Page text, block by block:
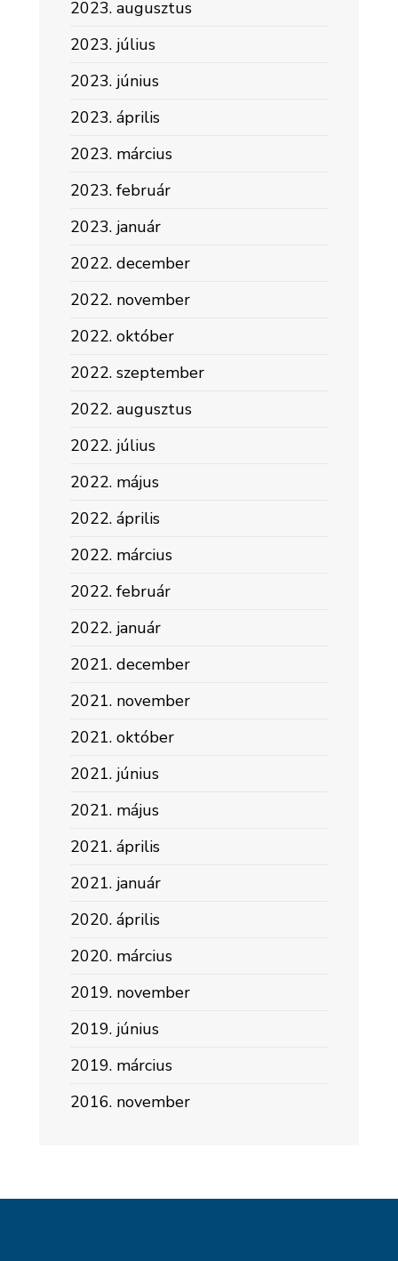
2023. augusztus
2023. július
2023. június
2023. április
2023. március
2023. február
2023. január
2022. december
2022. november
2022. október
2022. szeptember
2022. augusztus
2022. július
2022. május
2022. április
2022. március
2022. február
2022. január
2021. december
2021. november
2021. október
2021. június
2021. május
2021. április
2021. január
2020. április
2020. március
2019. november
2019. június
2019. március
2016. november